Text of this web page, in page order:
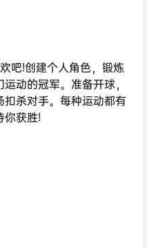
吧!创建个人角色，锻炼
动的冠军。准备开球，
杀对手。每种运动都有
你获胜!